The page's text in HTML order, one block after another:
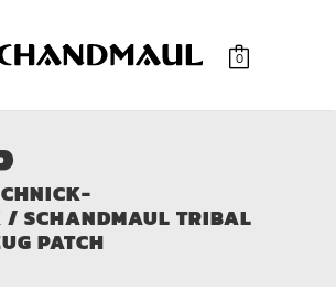
0
/ SCHANDMAUL TRIBAL
PATCH